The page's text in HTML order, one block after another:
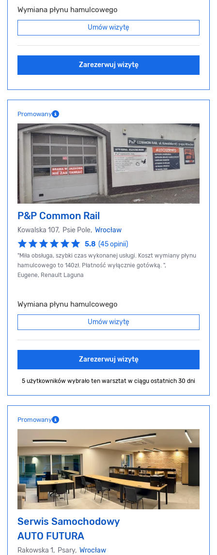
Wymiana płynu hamulcowego
Umów wizytę
Zarezerwuj wizytę
Promowany
P&P Common Rail
Kowalska 107, Psie Pole, Wrocław
5.8 (45 opinii)
"Miła obsługa, szybki czas wykonanej usługi. Koszt wymiany płynu
hamulcowego to 140zł. Płatność wyłącznie gotówką. ",
Eugene, Renault Laguna
Wymiana płynu hamulcowego
Umów wizytę
Zarezerwuj wizytę
5 użytkowników wybrało ten warsztat w ciągu ostatnich 30 dni
Promowany
Serwis Samochodowy
AUTO FUTURA
Rakowska 1, Psary, Wrocław